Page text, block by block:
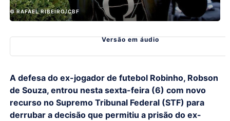
© RAFAEL RIBEIRO/CBF
Versão em áudio
A defesa do ex-jogador de futebol Robinho, Robson
de Souza, entrou nesta sexta-feira (6) com novo
recurso no Supremo Tribunal Federal (STF) para
derrubar a decisão que permitiu a prisão do ex-